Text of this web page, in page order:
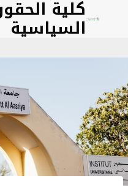
كلية
السياسية